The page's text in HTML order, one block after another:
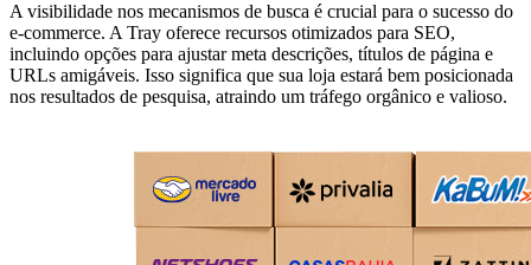
A visibilidade nos mecanismos de busca é crucial para o sucesso do
e-commerce. A Tray oferece recursos otimizados para SEO,
incluindo opções para ajustar meta descrições, títulos de página e
URLs amigáveis. Isso significa que sua loja estará bem posicionada
nos resultados de pesquisa, atraindo um tráfego orgânico e valioso.